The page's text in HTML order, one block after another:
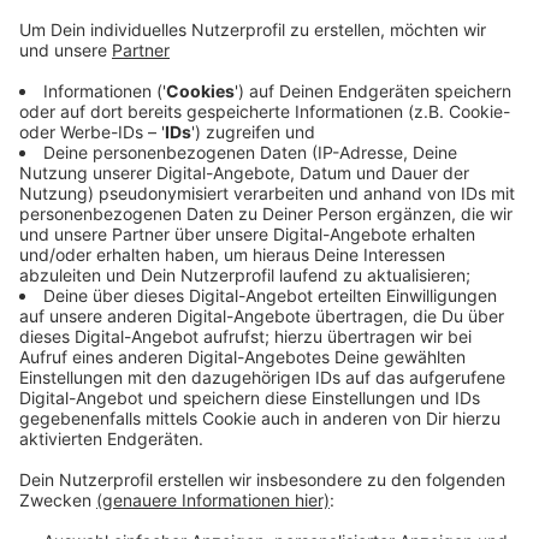
Ein entprechender Antrag hat im Kulturausschuss eine
breite Mehrheit gefunden. Die SPD möchte, dass
Wände von Unterführungen für Graffiti zur Verfügung
gestellt werden sollen, wenn es sich dabei um Kultur-
oder Jugendprojekten handelt. Hintergrund ist ein
Antrag der Katholischen Jugendagentur und des
muslimischen Hauses der Generationen. Sie wollten
zum Beethoven-Jubiläum eine Betonwand der B9-
Rampe in Bonn-Mehlem mit einem Graffiti-Projekt
gestalten. Das Jugendamt hätte die Aktion gefördert,
von der Verwaltung gab es aber ein Veto.MoF
Anzeige